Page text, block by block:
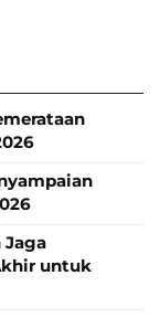
Jaga
untuk